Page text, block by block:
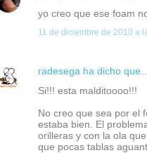
yo creo que ese foam
11 de diciembre de 2010 a
radesega ha dicho que…
Si!!! esta malditoooo!!!
No creo que sea por el
estaba bien. El
orilleras y con la ola
que pocas tablas